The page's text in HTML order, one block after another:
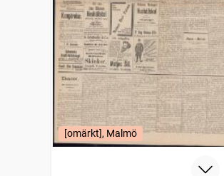
[omärkt], Malmö